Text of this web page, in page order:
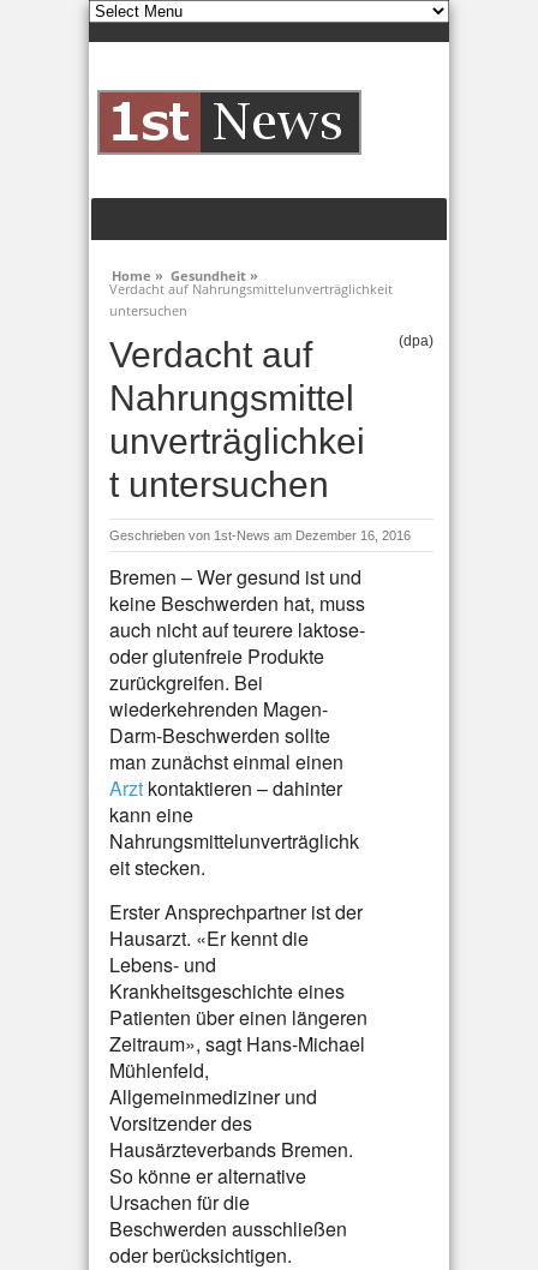
Home » Gesundheit »
Verdacht auf Nahrungsmittelunverträglichkeit
untersuchen
Verdacht auf
Nahrungsmittel
unverträglichkei
t untersuchen
(dpa)
Geschrieben von 1st-News am Dezember 16, 2016
Bremen – Wer gesund ist und
keine Beschwerden hat, muss
auch nicht auf teurere laktose-
oder glutenfreie Produkte
zurückgreifen. Bei
wiederkehrenden Magen-
Darm-Beschwerden sollte
man zunächst einmal einen
Arzt kontaktieren – dahinter
kann eine
Nahrungsmittelunverträglichk
eit stecken.
Erster Ansprechpartner ist der
Hausarzt. «Er kennt die
Lebens- und
Krankheitsgeschichte eines
Patienten über einen längeren
Zeitraum», sagt Hans-Michael
Mühlenfeld,
Allgemeinmediziner und
Vorsitzender des
Hausärzteverbands Bremen.
So könne er alternative
Ursachen für die
Beschwerden ausschließen
oder berücksichtigen.